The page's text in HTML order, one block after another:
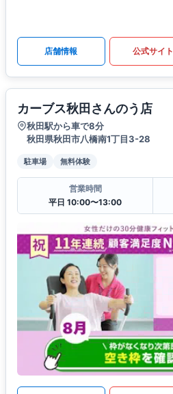
店舗情報 公式サイト
カーブス秋田さんのう店
秋田駅から車で8分
秋田県秋田市八橋南1丁目3-28
駐車場 無料体験
営業時間
平日 10:00〜13:00